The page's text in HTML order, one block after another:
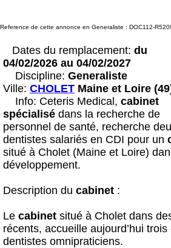
Reference de cette annonce en Generaliste : DOC112-
Dates du remplacement: du
04/02/2026 au 04/02/2027
Discipline: Generaliste
Ville: CHOLET Maine et Loire
Info: Ceteris Medical, cabinet
spécialisé dans la recherche de
personnel de santé, recherche
dentistes salariés en CDI pour un
situé à Cholet (Maine et Loire)
développement.
Description du cabinet :
Le cabinet situé à Cholet dans
récents, accueille aujourd’hui
dentistes omnipraticiens.